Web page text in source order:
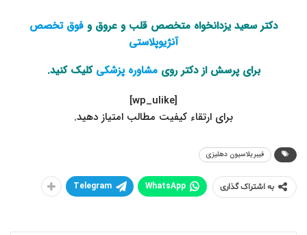
دکتر سعید یزدانخواه متخصص قلب و عروق و فوق تخصص
آنژیوپلاستی
برای پرسش از دکتر رویمشاوره پزشکی کلیک کنید.
[wp_ulike]
.برای ارتقاء کیفیت مطالب امتیاز دهید
فیبریلاسیون دهلیزی
به اشتراک گذاری WhatsApp
Telegram